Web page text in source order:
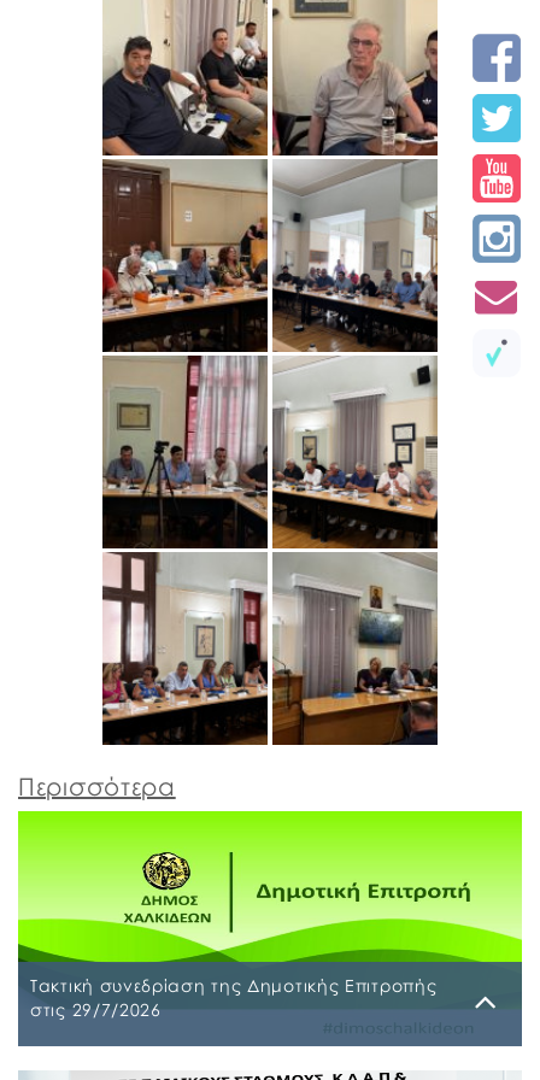
Περισσότερα
Τακτική συνεδρίαση της Δημοτικής Επιτροπής
στις 29/7/2026